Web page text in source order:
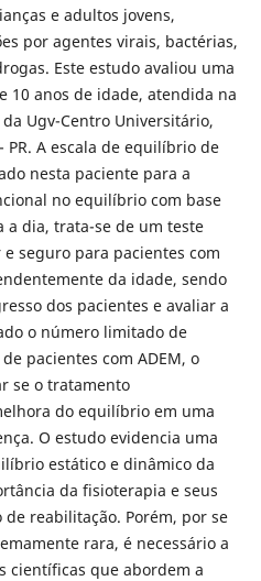
e adultos jovens,
por agentes virais, bactérias,
Este estudo avaliou uma
10 anos de idade, atendida na
Ugv-Centro Universitário,
A escala de equilíbrio de
nesta paciente para a
no equilíbrio com base
a dia, trata-se de um teste
seguro para pacientes com
da idade, sendo
dos pacientes e avaliar a
o número limitado de
pacientes com ADEM, o
se o tratamento
do equilíbrio em uma
O estudo evidencia uma
estático e dinâmico da
da fisioterapia e seus
reabilitação. Porém, por se
rara, é necessário a
científicas que abordem a